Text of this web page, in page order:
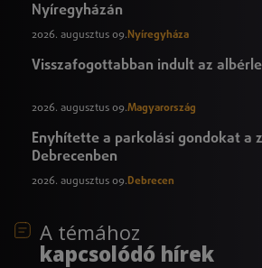
Nyíregyházán
2026. augusztus 09. Nyíregyháza
Visszafogottabban indult az
2026. augusztus 09.Magyarország
Enyhítette a parkolási gondokat a
Debrecenben
2026. augusztus 09.Debrecen
A témához
kapcsolódó hírek